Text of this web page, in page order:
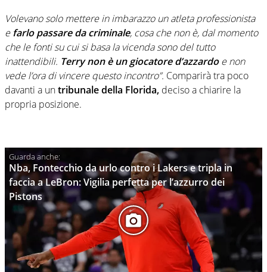
Volevano solo mettere in imbarazzo un atleta professionista
efarlo passare da criminale, cosa che non è, dal momento
che le fonti su cui si basa la vicenda sono del tutto
inattendibili. Terry non è un giocatore d’azzardoe non
vede l’ora di vincere questo incontro”. Comparirà tra poco
davanti a untribunale della Florida, deciso a chiarire la
propria posizione.
Nba, Fontecchio da urlo contro i Lakers e tripla in
faccia a LeBron: Vigilia perfetta per l’azzurro dei
Pistons